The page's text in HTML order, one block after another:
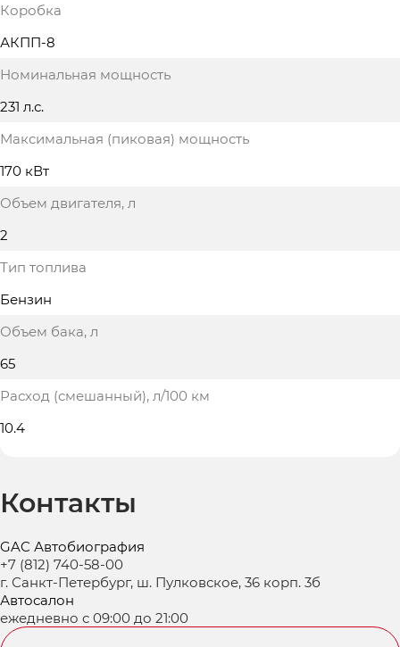
Коробка
АКПП-8
Номинальная мощность
231 л.с.
Максимальная (пиковая) мощность
170 кВт
Объем двигателя, л
2
Тип топлива
Бензин
Объем бака, л
65
Расход (смешанный), л/100 км
10.4
Контакты
GAC Автобиография
+7 (812) 740-58-00
г. Санкт-Петербург, ш. Пулковское, 36 корп. 3б
Автосалон
ежедневно с 09:00 до 21:00